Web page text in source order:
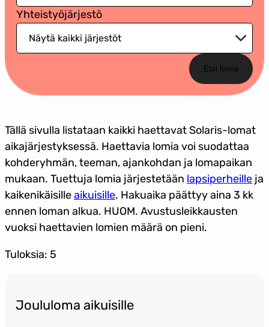
Yhteistyöjärjestö
Etsi lomia
Tällä sivulla listataan kaikki haettavat Solaris-lomat
aikajärjestyksessä. Haettavia lomia voi suodattaa
kohderyhmän, teeman, ajankohdan ja lomapaikan
mukaan. Tuettuja lomia järjestetään lapsiperheille ja
kaikenikäisilleaikuisille. Hakuaika päättyy aina 3 kk
ennen loman alkua. HUOM. Avustusleikkausten
vuoksi haettavien lomien määrä on pieni.
Tuloksia: 5
Joululoma aikuisille